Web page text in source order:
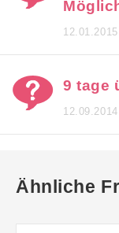
12.01.2015
9 tage
12.09.2014
Ähnliche